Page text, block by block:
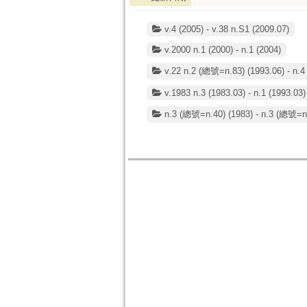
v.4 (2005) - v.38 n.S1 (2009.07)
v.2000 n.1 (2000) - n.1 (2004)
v.22 n.2 (總號=n.83) (1993.06) - n.4
v.1983 n.3 (1983.03) - n.1 (1993.03)
n.3 (總號=n.40) (1983) - n.3 (總號